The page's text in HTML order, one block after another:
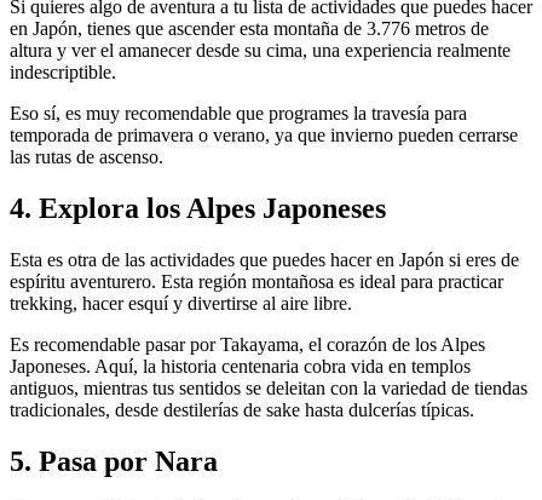
Si quieres algo de aventura a tu lista de actividades que puedes hacer
en Japón, tienes que ascender esta montaña de 3.776 metros de
altura y ver el amanecer desde su cima, una experiencia realmente
indescriptible.
Eso sí, es muy recomendable que programes la travesía para
temporada de primavera o verano, ya que invierno pueden cerrarse
las rutas de ascenso.
4. Explora los Alpes Japoneses
Esta es otra de las actividades que puedes hacer en Japón si eres de
espíritu aventurero. Esta región montañosa es ideal para practicar
trekking, hacer esquí y divertirse al aire libre.
Es recomendable pasar por Takayama, el corazón de los Alpes
Japoneses. Aquí, la historia centenaria cobra vida en templos
antiguos, mientras tus sentidos se deleitan con la variedad de tiendas
tradicionales, desde destilerías de sake hasta dulcerías típicas.
5. Pasa por Nara